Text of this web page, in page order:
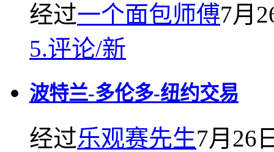
经过一个面包师傅7月
5.评论/新
波特兰-多伦多-纽约交易
经过乐观赛先生7月26